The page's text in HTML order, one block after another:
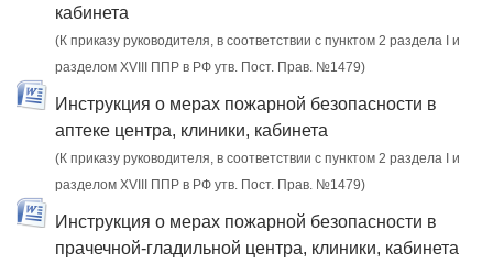
кабинета
(К приказу руководителя, в соответствии с пунктом 2 раздела I и
разделом XVIII ППР в РФ утв. Пост. Прав. №1479)
Инструкция о мерах пожарной безопасности в
аптеке центра, клиники, кабинета
(К приказу руководителя, в соответствии с пунктом 2 раздела I и
разделом XVIII ППР в РФ утв. Пост. Прав. №1479)
Инструкция о мерах пожарной безопасности в
прачечной-гладильной центра, клиники, кабинета